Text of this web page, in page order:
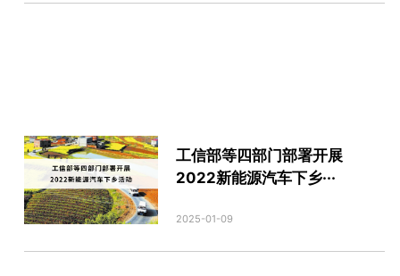
工信部等四部门部署开展
2022新能源汽车下乡···
2025-01-09